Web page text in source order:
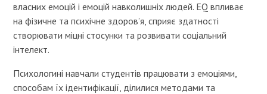
власних емоцій і емоцій навколишніх людей. EQ впливає
на фізичне та психічне здоров’я, сприяє здатності
створювати міцні стосунки та розвивати соціальний
інтелект.
Психологині навчали студентів працювати з емоціями,
способам їх ідентифікації, ділилися методами та